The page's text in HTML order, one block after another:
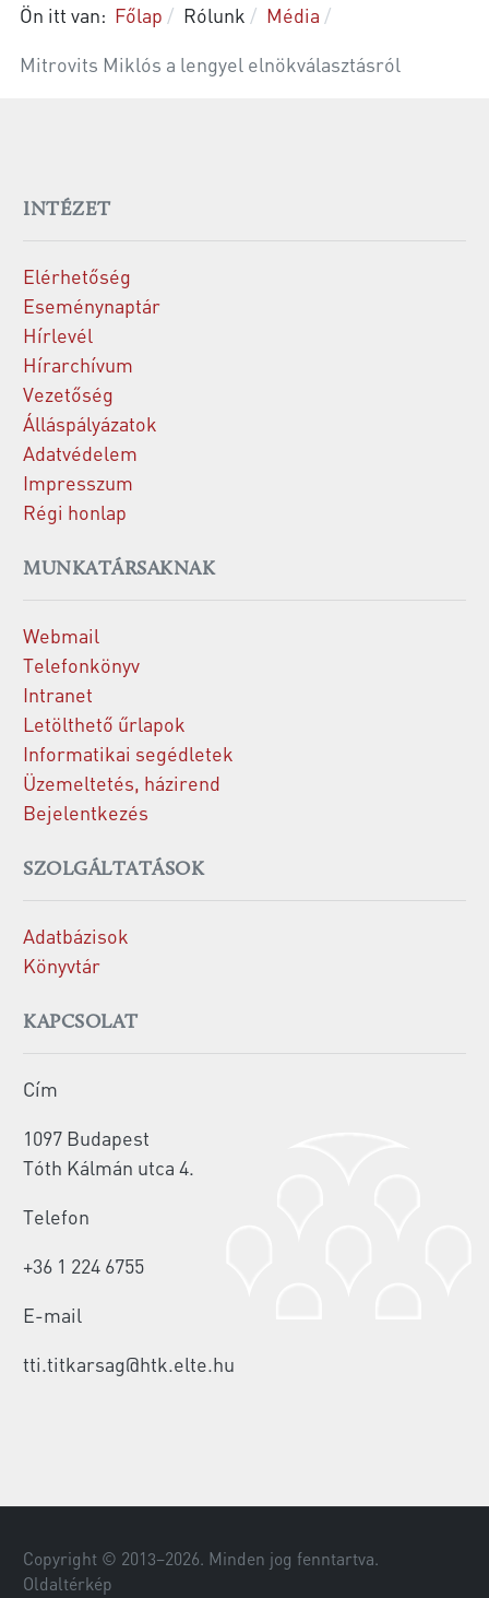
Ön itt van: Főlap Rólunk
Média
Mitrovits Miklós a lengyel elnökválasztásról
INTÉZET
Elérhetőség
Eseménynaptár
Hírlevél
Hírarchívum
Vezetőség
Álláspályázatok
Adatvédelem
Impresszum
Régi honlap
MUNKATÁRSAKNAK
Webmail
Telefonkönyv
Intranet
Letölthető űrlapok
Informatikai segédletek
Üzemeltetés, házirend
Bejelentkezés
SZOLGÁLTATÁSOK
Adatbázisok
Könyvtár
KAPCSOLAT
Cím
1097 Budapest
Tóth Kálmán utca 4.
Telefon
+36 1 224 6755
E-mail
tti.titkarsag@htk.elte.hu
Copyright © 2013–2026. Minden jog fenntartva.
Oldaltérkép